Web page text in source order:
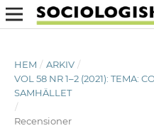
HEM / ARKIV /
VOL 58 NR 1–2 (2021): TEMA:
SAMHÄLLET
/
Recensioner